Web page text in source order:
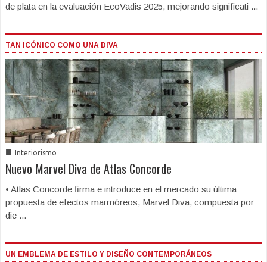
de plata en la evaluación EcoVadis 2025, mejorando significati ...
TAN ICÓNICO COMO UNA DIVA
■ Interiorismo
Nuevo Marvel Diva de Atlas Concorde
• Atlas Concorde ﬁrma e introduce en el mercado su última
propuesta de efectos marmóreos, Marvel Diva, compuesta por
die ...
UN EMBLEMA DE ESTILO Y DISEÑO CONTEMPORÁNEOS